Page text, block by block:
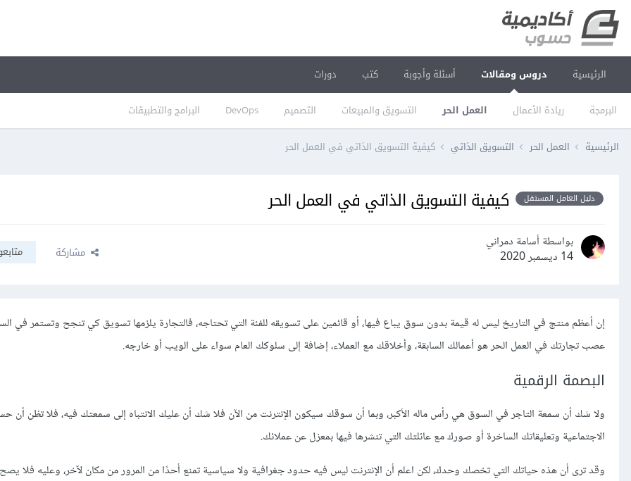
الرئيسية دروس ومقالات
البرمجة ريادة الأعمال العمل الحر التسويق والمبيعات التصميم DevOps البرامج والتطبيقات
أسئلة وأجوبة كتب دورات
الرئيسية العمل الحر التسويق الذاتي كيفية التسويق الذاتي في العمل الحر
دليل العامل المستقل كيفية التسويق الذاتي في العمل الحر
بواسطة أسامة دمراني
14 ديسمبر 2020
مشاركة
إن أعظم منتج في التاريخ ليس له قيمة بدون سوق يباع فيها، أو قائمين على تسويقه للفئة التي تحتاجه، فالتجارة يلزمها تسويق كي تنجح وتستمر في
عصب تجارتك في العمل الحر هو أعمالك السابقة، وأخلاقك مع العملاء، إضافة إلى سلوكك العام سواء على الويب أو خارجه.
البصمة الرقمية
ولا شك أن سمعة التاجر في السوق هي رأس ماله الأكبر، وبما أن سوقك سيكون الإنترنت من الآن فلا شك أن عليك الانتباه إلى سمعتك فيه، فلا تظن أن
الاجتماعية وتعليقاتك الساخرة أو صورك مع عائلتك التي تنشرها فيها بمعزل عن عملائك.
وقد ترى أن هذه حياتك التي تخصك وحدك، لكن اعلم أن الإنترنت ليس فيه حدود جغرافية ولا سياسية تمنع أحدًا من المرور من مكان لآخر، وعليه فلا